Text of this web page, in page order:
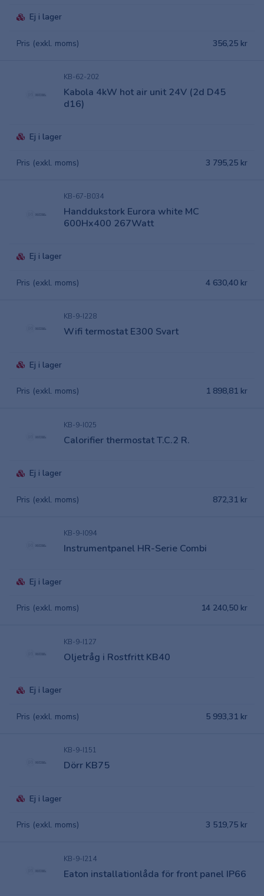
Ej i lager
Pris (exkl. moms) 356,25 kr
KB-62-202
Kabola 4kW hot air unit 24V (2d D45
d16)
Ej i lager
Pris (exkl. moms) 3 795,25 kr
KB-67-B034
Handdukstork Eurora white MC
600Hx400 267Watt
Ej i lager
Pris (exkl. moms) 4 630,40 kr
KB-9-I228
Wifi termostat E300 Svart
Ej i lager
Pris (exkl. moms) 1 898,81 kr
KB-9-I025
Calorifier thermostat T.C.2 R.
Ej i lager
Pris (exkl. moms) 872,31 kr
KB-9-I094
Instrumentpanel HR-Serie Combi
Ej i lager
Pris (exkl. moms) 14 240,50 kr
KB-9-I127
Oljetråg i Rostfritt KB40
Ej i lager
Pris (exkl. moms) 5 993,31 kr
KB-9-I151
Dörr KB75
Ej i lager
Pris (exkl. moms) 3 519,75 kr
KB-9-I214
Eaton installationlåda för front panel IP66